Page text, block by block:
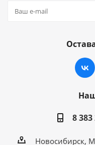
8 383
Новосибирск,